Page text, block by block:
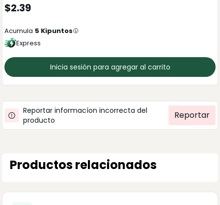
$2.39
Acumula 5 Kipuntos
Express
Inicia sesión para agregar al carrito
Reportar informacíon incorrecta del
producto
Reportar
Productos relacionados